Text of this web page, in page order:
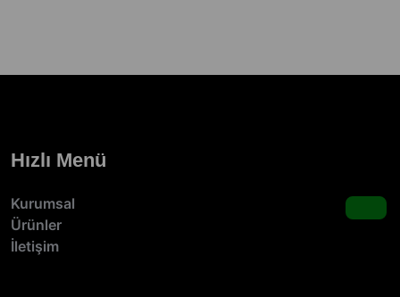
Hızlı Menü
Kurumsal
Ürünler
İletişim